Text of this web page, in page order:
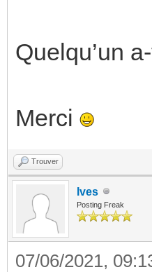
Quelqu’un
Merci
Trouver
Ives
Posting Freak
07/06/2021,